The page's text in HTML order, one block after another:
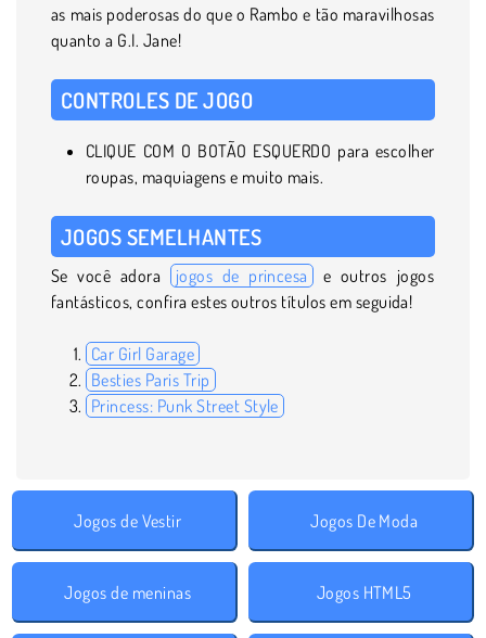
as mais poderosas do que o Rambo e tão maravilhosas
quanto a G.I. Jane!
CONTROLES DE JOGO
CLIQUE COM O BOTÃO ESQUERDO para escolher
roupas, maquiagens e muito mais.
JOGOS SEMELHANTES
Se você adora jogos de princesa e outros jogos
fantásticos, confira estes outros títulos em seguida!
Car Girl Garage
Besties Paris Trip
Princess: Punk Street Style
Jogos de Vestir Jogos De Moda
Jogos de meninas Jogos HTML5